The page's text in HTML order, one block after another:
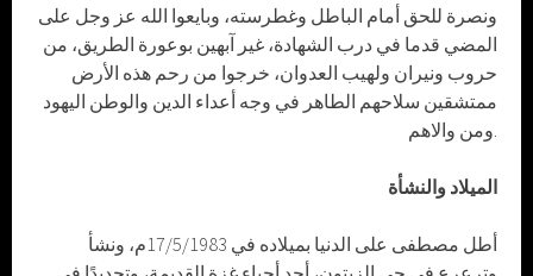
ونصرة للحق أمام الباطل وغطرسته، وبايعوا الله عز وجل على
المضي قدما في درب الشهادة، غير آبهين بوعورة الطريق، من
حروب ونيران ولهيب العدوان، خرجوا من رحم هذه الأرض
ممتشقين سلاحهم الطاهر في وجه أعداء الدين والوطن اليهود
الميلاد والنشأة
أطل مصطفى على الدنيا بميلاده في 17/5/1983م، ونشأ